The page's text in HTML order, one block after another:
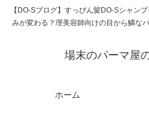
【DO-Sブログ】すっぴん髪DO-Sシャン
みが変わる？理美容師向けの目から鱗な
場末のパーマ屋
ホーム